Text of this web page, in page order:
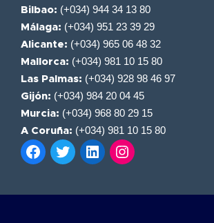
Bilbao: (+034) 944 34 13 80
Málaga: (+034) 951 23 39 29
Alicante: (+034) 965 06 48 32
Mallorca: (+034) 981 10 15 80
Las Palmas: (+034) 928 98 46 97
Gijón: (+034) 984 20 04 45
Murcia: (+034) 968 80 29 15
A Coruña: (+034) 981 10 15 80